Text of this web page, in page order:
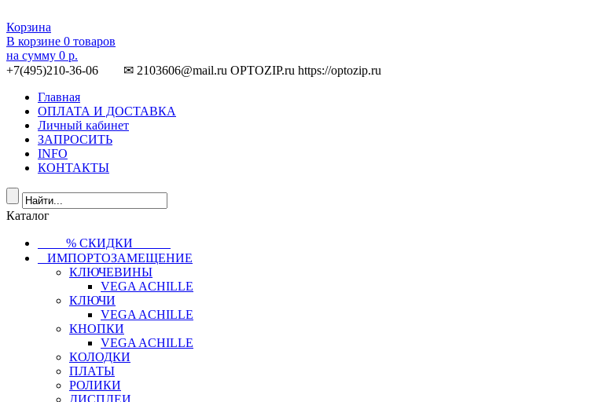
Корзина
В корзине 0 товаров
на сумму 0 р.
+7(495)210-36-06 ✉ 2103606@mail.ru OPTOZIP.ru https://optozip.ru
Главная
ОПЛАТА И ДОСТАВКА
Личный кабинет
ЗАПРОСИТЬ
INFO
КОНТАКТЫ
Каталог
⠀⠀⠀% СКИДКИ⠀⠀⠀⠀
⠀ИМПОРТОЗАМЕЩЕНИЕ
КЛЮЧЕВИНЫ
VEGA ACHILLE
КЛЮЧИ
VEGA ACHILLE
КНОПКИ
VEGA ACHILLE
КОЛОДКИ
ПЛАТЫ
РОЛИКИ
ДИСПЛЕИ